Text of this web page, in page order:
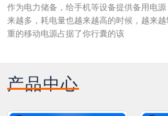
作为电力储备，给手机等设备提供备用电
来越多，耗电量也越来越高的时候，越来
重的移动电源占据了你行囊的该
产品中心